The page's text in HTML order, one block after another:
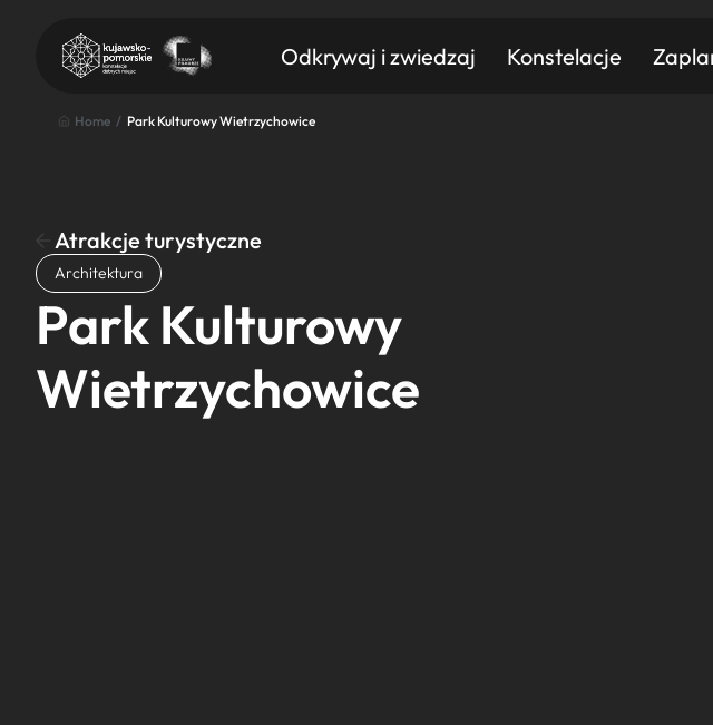
Odkrywaj i zwiedzaj Konstelacje
Znajdź atrakcję
Nazwa atrakcji
Home / Park Kulturowy Wietrzychowice
Atrakcje turystyczne
Architektura
Park Kulturowy
Wietrzychowice